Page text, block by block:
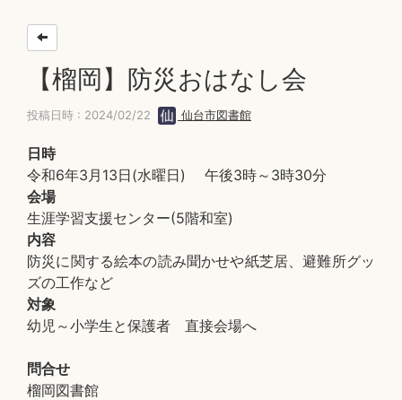
【榴岡】防災おはなし会
投稿日時 : 2024/02/22 仙台市図書館
日時
令和6年3月13日(水曜日) 午後3時～3時30分
会場
生涯学習支援センター(5階和室)
内容
防災に関する絵本の読み聞かせや紙芝居、避難所グッ
ズの工作など
対象
幼児～小学生と保護者 直接会場へ
問合せ
榴岡図書館